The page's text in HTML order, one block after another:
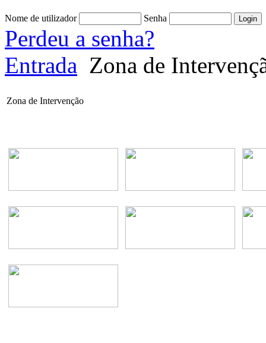
Nome de utilizador Senha
Perdeu a senha?
Entrada Zona de
Zona de Intervenção